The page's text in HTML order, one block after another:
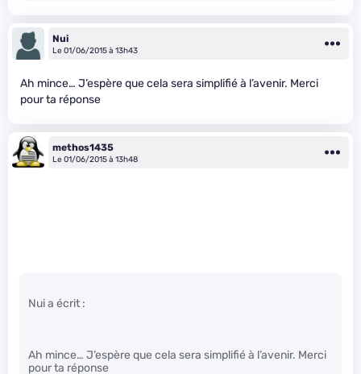
Nui
Le 01/06/2015 à 13h43
Ah mince… J’espère que cela sera simplifié à l’avenir. Merci
pour ta réponse
methos1435
Le 01/06/2015 à 13h48
Nui a écrit :
Ah mince… J’espère que cela sera simplifié à l’avenir. Merci
pour ta réponse